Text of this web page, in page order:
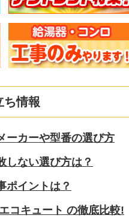
ち情報
ーカーや型番の選び方
しない選び方は？
ポイントは？
コキュート の徹底比較!